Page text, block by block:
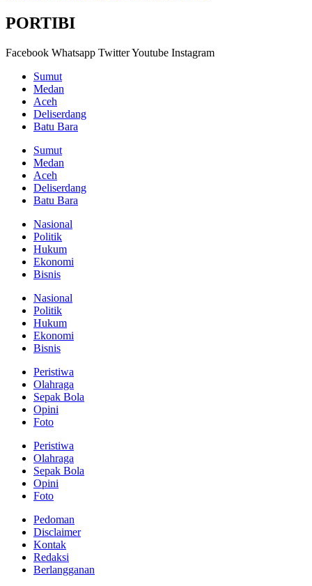
PORTIBI
Facebook Whatsapp TwitterYoutube Instagram
Sumut
Medan
Aceh
Deliserdang
Batu Bara
Sumut
Medan
Aceh
Deliserdang
Batu Bara
Nasional
Politik
Hukum
Ekonomi
Bisnis
Nasional
Politik
Hukum
Ekonomi
Bisnis
Peristiwa
Olahraga
Sepak Bola
Opini
Foto
Peristiwa
Olahraga
Sepak Bola
Opini
Foto
Pedoman
Disclaimer
Kontak
Redaksi
Berlangganan